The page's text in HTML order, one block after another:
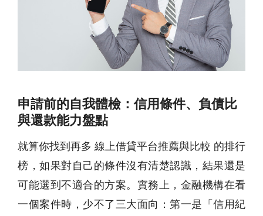
申請前的自我體檢：信用條件、負債比
與還款能力盤點
就算你找到再多 線上借貸平台推薦與比較 的排行
榜，如果對自己的條件沒有清楚認識，結果還是
可能選到不適合的方案。實務上，金融機構在看
一個案件時，少不了三大面向：第一是「信用紀